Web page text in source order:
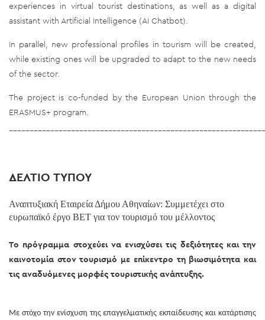
experiences in virtual tourist destinations, as well as a digital
assistant with Artificial Intelligence (AI Chatbot).
In parallel, new professional profiles in tourism will be created,
while existing ones will be upgraded to adapt to the new needs
of the sector.
The project is co-funded by the European Union through the
ERASMUS+ program.
ΔΕΛΤΙΟ ΤΥΠΟΥ
Αναπτυξιακή Εταιρεία Δήμου Αθηναίων: Συμμετέχει στο
ευρωπαϊκό έργο BET για τον τουρισμό του μέλλοντος
Το πρόγραμμα στοχεύει να ενισχύσει τις δεξιότητες και την
καινοτομία στον τουρισμό με επίκεντρο τη βιωσιμότητα και
τις αναδυόμενες μορφές τουριστικής ανάπτυξης.
Με στόχο την ενίσχυση της επαγγελματικής εκπαίδευσης και κατάρτισης